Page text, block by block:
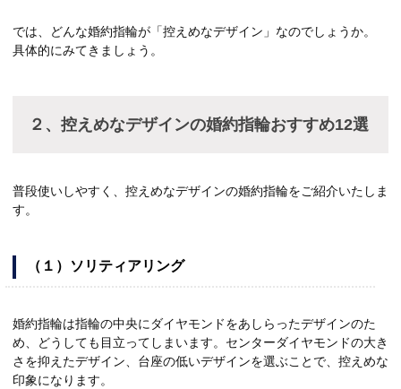
では、どんな婚約指輪が「控えめなデザイン」なのでしょうか。
具体的にみてきましょう。
２、控えめなデザインの婚約指輪おすすめ12選
普段使いしやすく、控えめなデザインの婚約指輪をご紹介いたしま
す。
（１）ソリティアリング
婚約指輪は指輪の中央にダイヤモンドをあしらったデザインのた
め、どうしても目立ってしまいます。センターダイヤモンドの大き
さを抑えたデザイン、台座の低いデザインを選ぶことで、控えめな
印象になります。